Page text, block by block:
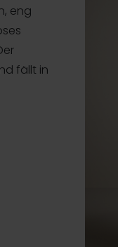
eng
fällt in